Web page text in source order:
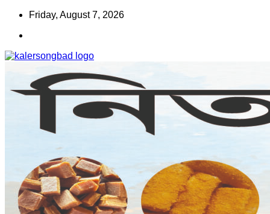
Skip
content
Friday, August 7, 2026
কালের সংবাদ
www.kalersongbad.com